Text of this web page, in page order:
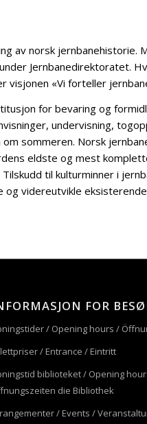
av norsk jernbanehistorie.
Jernbanedirektoratet.
«Vi forteller
for bevaring og
undervisning,
sommeren. Norsk
eldste og mest
til kulturminner i
og videreutvikle eksisterende
FOR
/ Opening hours /
/ Entrance / Eintritt
biblioteket / Opening
die Bibliothek
/ Events /